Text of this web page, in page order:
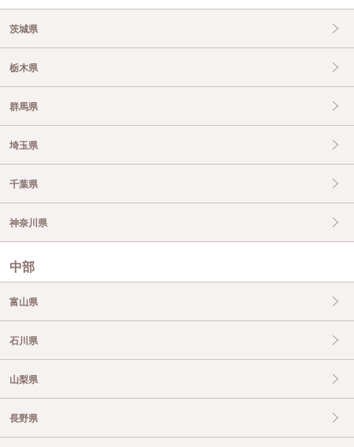
茨城県
栃木県
群馬県
埼玉県
千葉県
神奈川県
中部
富山県
石川県
山梨県
長野県